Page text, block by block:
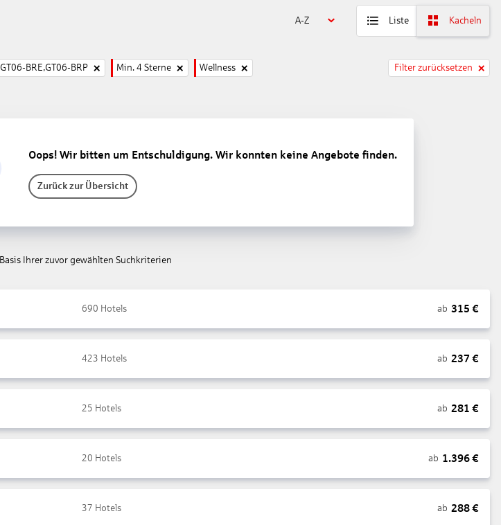
A-Z Liste Kacheln
BRE,GT06-BRP Min. 4 Sterne Wellness Filter zurücksetzen
Oops! Wir bitten um Entschuldigung. Wir konnten keine Angebote finden.
Zurück zur Übersicht
Ihrer zuvor gewählten Suchkriterien
690 Hotels ab 315 €
423 Hotels ab 237 €
25 Hotels ab 281 €
20 Hotels ab 1.396€
37 Hotels ab 288€